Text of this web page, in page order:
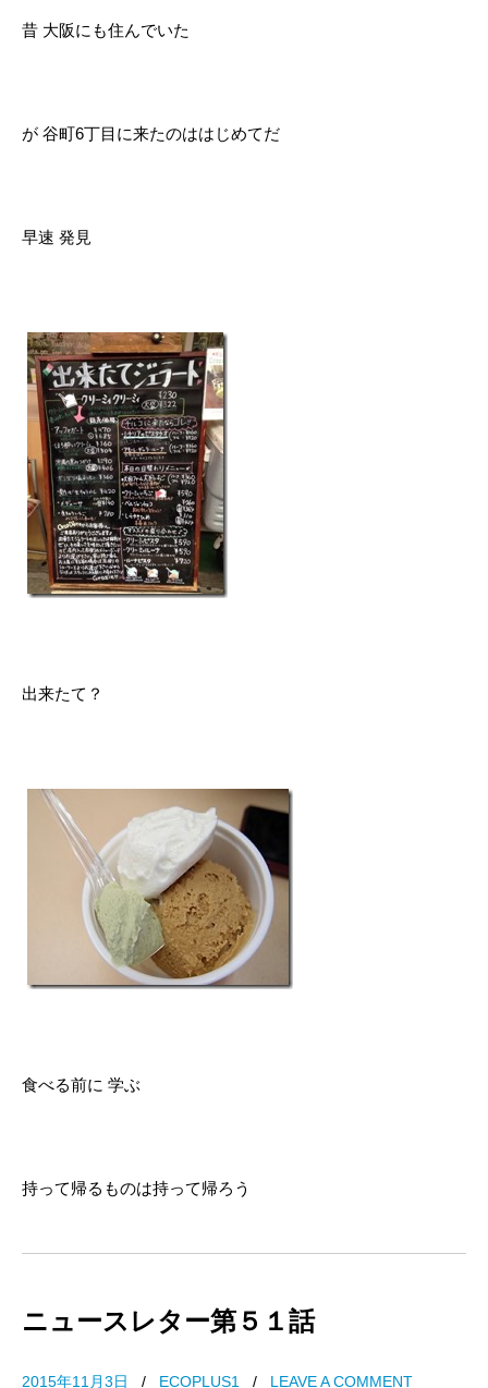
昔 大阪にも住んでいた
が 谷町6丁目に来たのははじめてだ
早速 発見
出来たて？
食べる前に 学ぶ
持って帰るものは持って帰ろう
ニュースレター第５１話
2015年11月3日 / ECOPLUS1 / LEAVE A COMMENT